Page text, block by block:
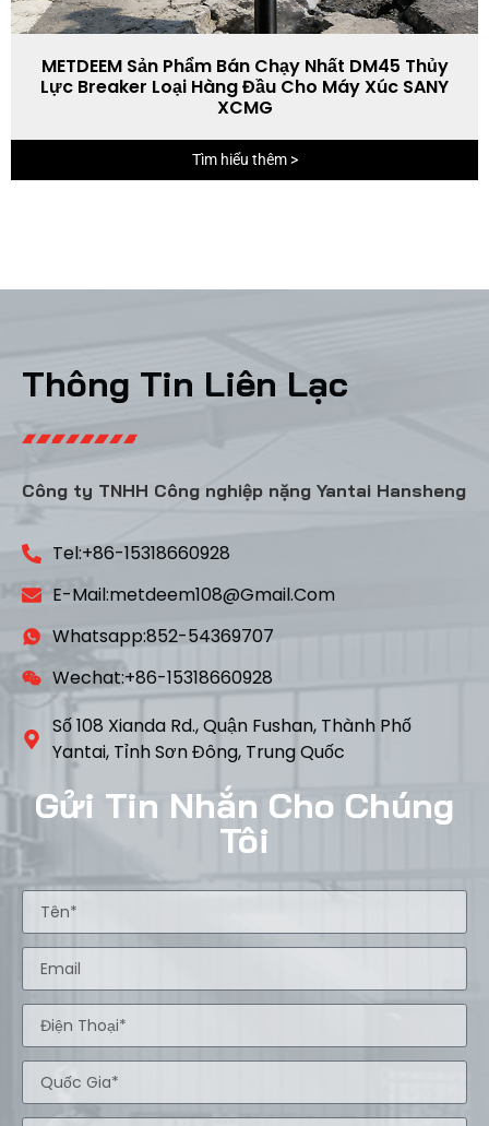
METDEEM Sản Phẩm Bán Chạy Nhất DM45 Thủy
Lực Breaker Loại Hàng Đầu Cho Máy Xúc SANY
XCMG
Tìm hiểu thêm >
Thông Tin Liên Lạc
Công ty TNHH Công nghiệp nặng Yantai Hansheng
Tel:+86-15318660928
E-Mail:metdeem108@gmail.com
Whatsapp:852-54369707
Wechat:+86-15318660928
Số 108 Xianda Rd., Quận Fushan, Thành Phố
Yantai, Tỉnh Sơn Đông, Trung Quốc
Gửi Tin Nhắn Cho Chúng
Tôi